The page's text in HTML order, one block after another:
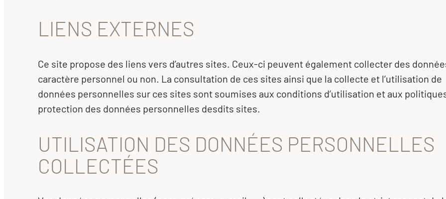
LIENS EXTERNES
Ce site propose des liens vers d’autres sites. Ceux-ci peuvent également collecter des
caractère personnel ou non. La consultation de ces sites ainsi que la collecte et l’utilisation de
données personnelles sur ces sites sont soumises aux conditions d’utilisation et aux
protection des données personnelles desdits sites.
UTILISATION DES DONNÉES PERSONNELLES
COLLECTÉES